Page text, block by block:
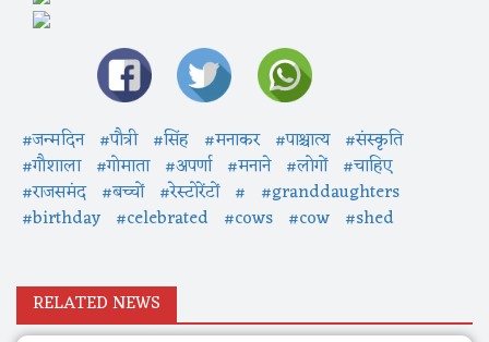
#जन्मदिन #पौत्री #सिंह #मनाकर #पाश्चात्य #संस्कृति
#गौशाला #गोमाता #अपर्णा #मनाने #लोगों #चाहिए
#राजसमंद #बच्चों #रेस्टोरेंटों # #granddaughters
#birthday #celebrated #cows #cow #shed
RELATED NEWS